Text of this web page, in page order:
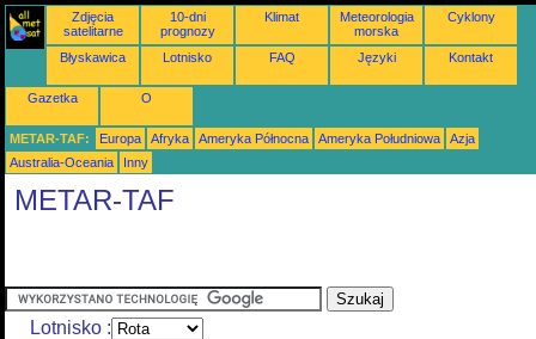
Zdjęcia
satelitarne
10-dni
prognozy
Klimat
Meteorologia
morska
Cyklony
Błyskawica Lotnisko FAQ Języki Kontakt
Gazetka O
METAR-TAF: Europa Afryka Ameryka Północna Ameryka Południowa
Azja
Australia-Oceania
Inny
METAR-TAF
Lotnisko :